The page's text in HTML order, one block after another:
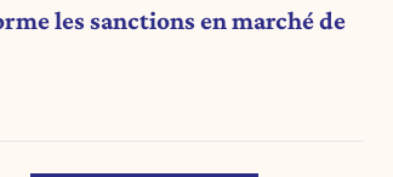
les sanctions en marché de